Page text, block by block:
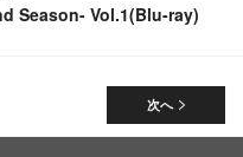
Season- Vol.1(Blu-ray)
次へ